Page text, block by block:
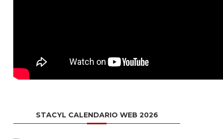
STACYL CALENDARIO WEB 2026